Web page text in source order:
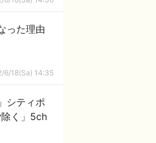
った理由
6/18(Sa) 14:35
シティポ
く」5ch